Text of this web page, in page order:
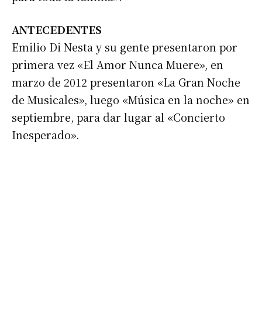
Suscribirme gratis
Dirección de correo electrónico
ANTECEDENTES
Emilio Di Nesta y su gente presentaron por
primera vez «El Amor Nunca Muere», en
marzo de 2012 presentaron «La Gran Noche
de Musicales», luego «Música en la noche» en
septiembre, para dar lugar al «Concierto
Inesperado».